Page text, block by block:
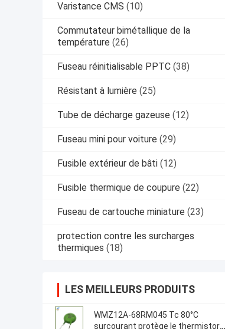
Varistance CMS (10)
Commutateur bimétallique de la
température (26)
Fuseau réinitialisable PPTC (38)
Résistant à lumière (25)
Tube de décharge gazeuse (12)
Fuseau mini pour voiture (29)
Fusible extérieur de bâti (12)
Fusible thermique de coupure (22)
Fuseau de cartouche miniature (23)
protection contre les surcharges
thermiques (18)
LES MEILLEURS PRODUITS
WMZ12A-68RM045 Tc 80°C
surcourant protège le thermistore